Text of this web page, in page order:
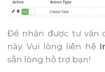
Để nhận được tư vấn
này. Vui lòng liên hê
sẵn lòng hỗ trợ bạn!